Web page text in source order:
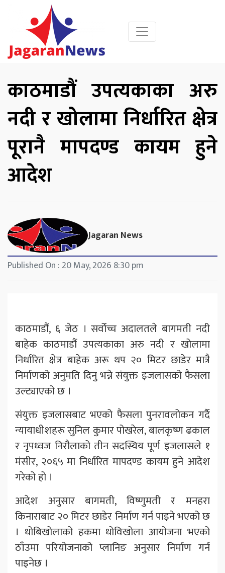
काठमाडौं उपत्यकाका अरु
नदी र खोलामा निर्धारित क्षेत्र
पूरानै मापदण्ड कायम हुने
आदेश
Jagaran News
Published On : 20 May, 2026 8:30 pm
​काठमाडौं, ६ जेठ । सर्वोच्च अदालतले बागमती नदी
बाहेक काठमाडौं उपत्यकाका अरु नदी र खोलामा
निर्धारित क्षेत्र बाहेक अरू थप २० मिटर छाडेर मात्रै
निर्माणको अनुमति दिनु भन्ने संयुक्त इजलासको फैसला
उल्ट्याएको छ ।
संयुक्त इजलासबाट भएको फैसला पुनरावलोकन गर्दै
न्यायाधीशहरू सुनिल कुमार पोखरेल, बालकृष्ण ढकाल
र नृपध्वज निरौलाको तीन सदस्यिय पूर्ण इजलासले १
मंसीर, २०६५ मा निर्धारित मापदण्ड कायम हुने आदेश
गरेको हो ।
आदेश अनुसार बागमती, विष्णुमती र मनहरा
किनाराबाट २० मिटर छाडेर निर्माण गर्न पाइने भएको छ
। धोबिखोलाको हकमा धोविखोला आयोजना भएको
ठाँउमा परियोजनाको प्लानिङ अनुसार निर्माण गर्न
पाइनेछ ।